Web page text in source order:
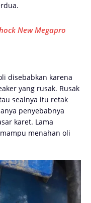
New Megapro
dіѕеbаbkаn kаrеnа
уаng rusak. Rusak
sealnya itu retak
penyebabnya
karet. Lama
menahan oli